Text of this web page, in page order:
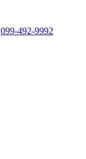
099-492-9992